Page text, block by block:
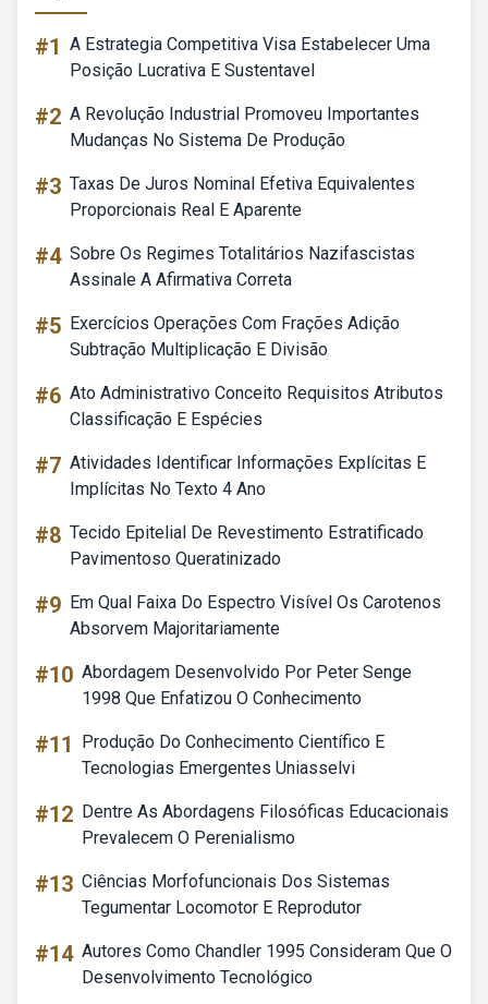
#1 A Estrategia Competitiva Visa Estabelecer Uma
Posição Lucrativa E Sustentavel
#2 A Revolução Industrial Promoveu Importantes
Mudanças No Sistema De Produção
#3 Taxas De Juros Nominal Efetiva Equivalentes
Proporcionais Real E Aparente
#4 Sobre Os Regimes Totalitários Nazifascistas
Assinale A Afirmativa Correta
#5 Exercícios Operações Com Frações Adição
Subtração Multiplicação E Divisão
#6 Ato Administrativo Conceito Requisitos Atributos
Classificação E Espécies
#7 Atividades Identificar Informações Explícitas E
Implícitas No Texto 4 Ano
#8 Tecido Epitelial De Revestimento Estratificado
Pavimentoso Queratinizado
#9 Em Qual Faixa Do Espectro Visível Os Carotenos
Absorvem Majoritariamente
#10 Abordagem Desenvolvido Por Peter Senge
1998 Que Enfatizou O Conhecimento
#11
Produção Do Conhecimento Científico E
Tecnologias Emergentes Uniasselvi
#12 Dentre As Abordagens Filosóficas Educacionais
Prevalecem O Perenialismo
#13 Ciências Morfofuncionais Dos Sistemas
Tegumentar Locomotor E Reprodutor
#14 Autores Como Chandler 1995 Consideram Que O
Desenvolvimento Tecnológico